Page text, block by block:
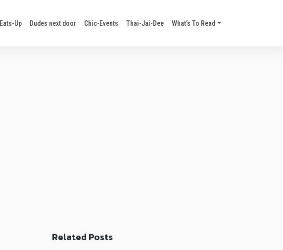
Eats-Up Dudes next door Chic-Events Thai-Jai-Dee What’s To Read
Related Posts